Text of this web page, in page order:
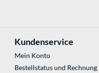
Kundenservice
Mein Konto
Bestellstatus und Rechnung